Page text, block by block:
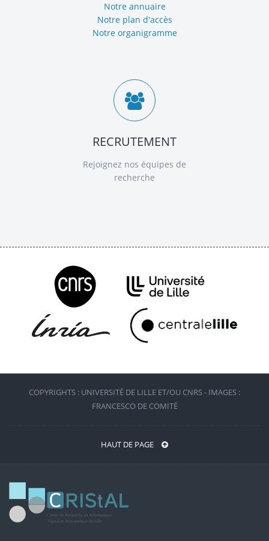
Notre annuaire
Notre plan d'accès
Notre organigramme
RECRUTEMENT
Rejoignez nos équipes de
recherche
COPYRIGHTS : UNIVERSITÉ DE LILLE ET/OU CNRS - IMAGES :
FRANCESCO DE COMITÉ
HAUT DE PAGE